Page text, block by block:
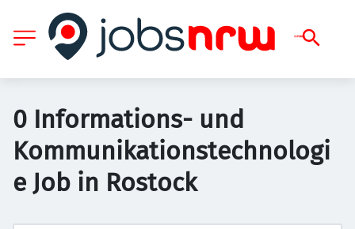
0 Informations- und
Kommunikationstechnologi
e Job in Rostock